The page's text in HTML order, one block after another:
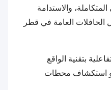
والاستدامة
الحافلات العامة في قطر
بتقنية الواقع
أو استكشاف محطات